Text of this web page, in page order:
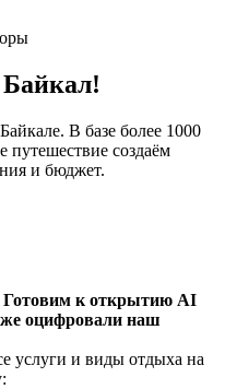
В базе более 1000
создаём
и бюджет.
Готовим к открытию AI
оцифровали наш
услуги и виды отдыха на